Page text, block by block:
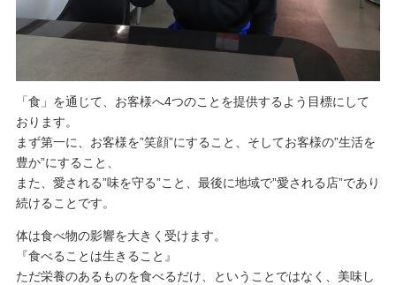
「食」を通じて、お客様へ4つのことを提供するよう目標にして
おります。
まず第一に、お客様を”笑顔”にすること、そしてお客様の”生活を
豊か”にすること、
また、愛される”味を守る”こと、最後に地域で”愛される店”であり
続けることです。
体は食べ物の影響を大きく受けます。
『食べることは生きること』
ただ栄養のあるものを食べるだけ、ということではなく、美味し